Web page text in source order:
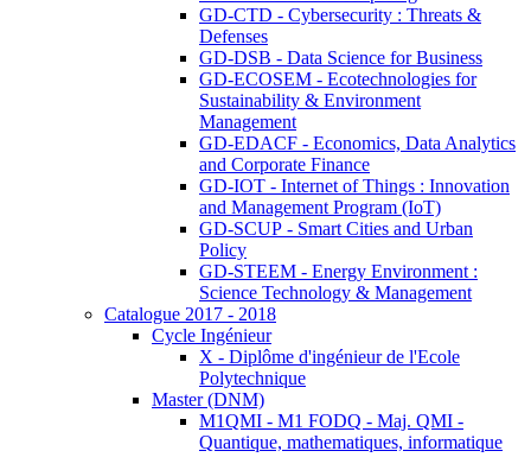
GD-CTD - Cybersecurity : Threats &
Defenses
GD-DSB - Data Science for Business
GD-ECOSEM - Ecotechnologies for
Sustainability & Environment
Management
GD-EDACF - Economics, Data Analytics
and Corporate Finance
GD-IOT - Internet of Things : Innovation
and Management Program (IoT)
GD-SCUP - Smart Cities and Urban
Policy
GD-STEEM - Energy Environment :
Science Technology & Management
Catalogue 2017 - 2018
Cycle Ingénieur
X - Diplôme d'ingénieur de l'Ecole
Polytechnique
Master (DNM)
M1QMI - M1 FODQ - Maj. QMI -
Quantique, mathematiques, informatique